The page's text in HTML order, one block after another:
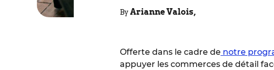
ByArianne Valois,
Offerte dans le cadre de notre
appuyer les commerces de détail